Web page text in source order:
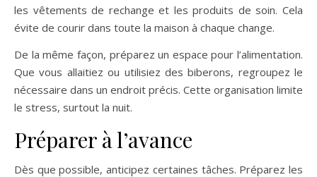
les vêtements de rechange et les produits de soin. Cela
évite de courir dans toute la maison à chaque change.
De la même façon, préparez un espace pour l’alimentation.
Que vous allaitiez ou utilisiez des biberons, regroupez le
nécessaire dans un endroit précis. Cette organisation limite
le stress, surtout la nuit.
Préparer à l’avance
Dès que possible, anticipez certaines tâches. Préparez les